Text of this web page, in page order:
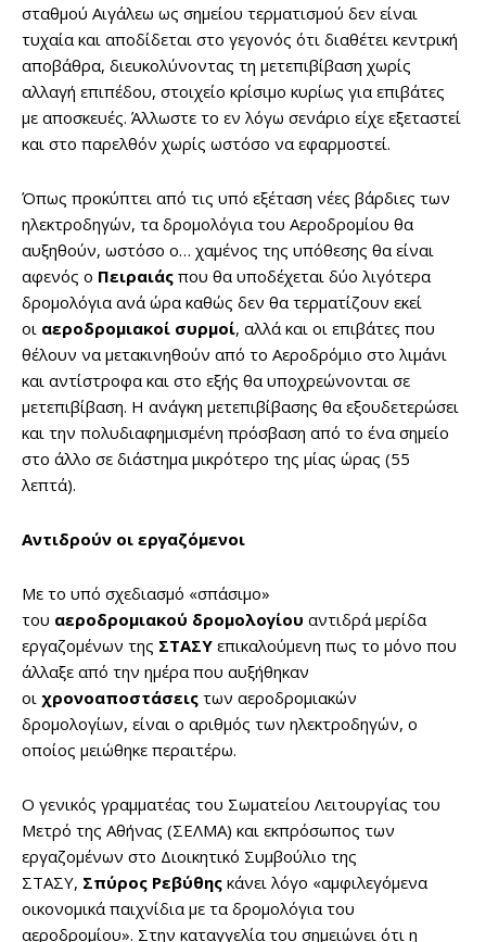
σταθμού Αιγάλεω ως σημείου τερματισμού δεν είναι
τυχαία και αποδίδεται στο γεγονός ότι διαθέτει κεντρική
αποβάθρα, διευκολύνοντας τη μετεπιβίβαση χωρίς
αλλαγή επιπέδου, στοιχείο κρίσιμο κυρίως για επιβάτες
με αποσκευές. Άλλωστε το εν λόγω σενάριο είχε εξεταστεί
και στο παρελθόν χωρίς ωστόσο να εφαρμοστεί.
Όπως προκύπτει από τις υπό εξέταση νέες βάρδιες των
ηλεκτροδηγών, τα δρομολόγια του Αεροδρομίου θα
αυξηθούν, ωστόσο ο… χαμένος της υπόθεσης θα είναι
αφενός ο Πειραιάς που θα υποδέχεται δύο λιγότερα
δρομολόγια ανά ώρα καθώς δεν θα τερματίζουν εκεί
οι αεροδρομιακοί συρμοί, αλλά και οι επιβάτες που
θέλουν να μετακινηθούν από το Αεροδρόμιο στο λιμάνι
και αντίστροφα και στο εξής θα υποχρεώνονται σε
μετεπιβίβαση. Η ανάγκη μετεπιβίβασης θα εξουδετερώσει
και την πολυδιαφημισμένη πρόσβαση από το ένα σημείο
στο άλλο σε διάστημα μικρότερο της μίας ώρας (55
λεπτά).
Αντιδρούν οι εργαζόμενοι
Με το υπό σχεδιασμό «σπάσιμο»
του αεροδρομιακού δρομολογίου αντιδρά μερίδα
εργαζομένων της ΣΤΑΣΥ επικαλούμενη πως το μόνο που
άλλαξε από την ημέρα που αυξήθηκαν
οι χρονοαποστάσεις των αεροδρομιακών
δρομολογίων, είναι ο αριθμός των ηλεκτροδηγών, ο
οποίος μειώθηκε περαιτέρω.
Ο γενικός γραμματέας του Σωματείου Λειτουργίας του
Μετρό της Αθήνας (ΣΕΛΜΑ) και εκπρόσωπος των
εργαζομένων στο Διοικητικό Συμβούλιο της
ΣΤΑΣΥ, Σπύρος Ρεβύθης κάνει λόγο «αμφιλεγόμενα
οικονομικά παιχνίδια με τα δρομολόγια του
αεροδρομίου». Στην καταγγελία του σημειώνει ότι η